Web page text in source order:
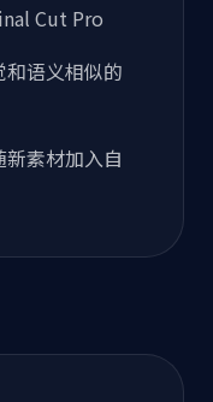
Cut Pro
语义相似的
素材加入自